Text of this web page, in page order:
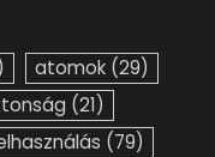
atomok (29)
(21)
(79)